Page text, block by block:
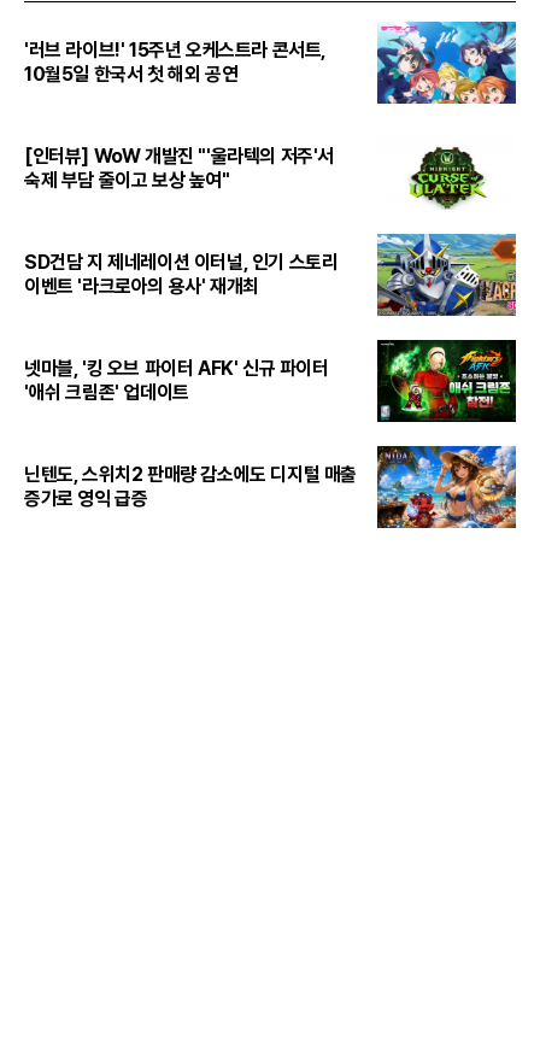
'러브 라이브!' 15주년 오케스트라 콘서트,
10월5일 한국서 첫 해외 공연
[인터뷰] WoW 개발진 "'울라텍의 저주'서
숙제 부담 줄이고 보상 높여"
SD건담 지 제네레이션 이터널, 인기 스토리
이벤트 '라크로아의 용사' 재개최
넷마블, '킹 오브 파이터 AFK' 신규 파이터
'애쉬 크림존' 업데이트
닌텐도, 스위치2 판매량 감소에도 디지털 매출
증가로 영익 급증